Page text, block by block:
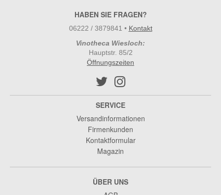
HABEN SIE FRAGEN?
06222 / 3879841 • Kontakt
Vinotheca Wiesloch:
Hauptstr. 85/2
Öffnungszeiten
SERVICE
Versandinformationen
Firmenkunden
Kontaktformular
Magazin
ÜBER UNS